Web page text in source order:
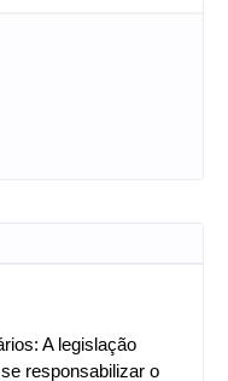
A legislação
responsabilizar o